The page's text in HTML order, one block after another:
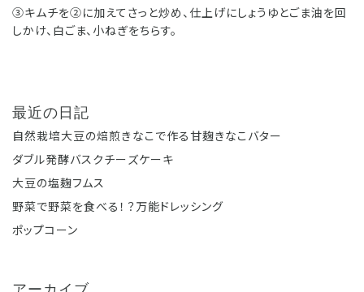
③キムチを②に加えてさっと炒め、仕上げにしょうゆとごま油を回
しかけ、白ごま、小ねぎをちらす。
最近の日記
自然栽培大豆の焙煎きなこで作る甘麹きなこバター
ダブル発酵バスクチーズケーキ
大豆の塩麹フムス
野菜で野菜を食べる！？万能ドレッシング
ポップコーン